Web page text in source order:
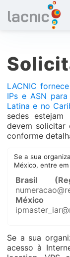
LACNIC
IPs e ASN
Latina e no
sedes
devem solicitar
conforme
Se a sua
México, entre
Brasil
México
Se a sua
acesso à